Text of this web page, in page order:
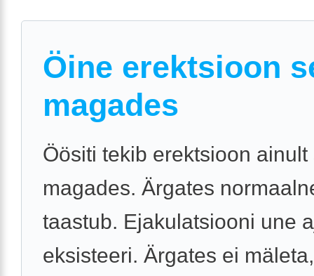
Öine erektsioon
magades
Öösiti tekib erektsioon ainult
magades. Ärgates
taastub. Ejakulatsiooni une
eksisteeri. Ärgates ei